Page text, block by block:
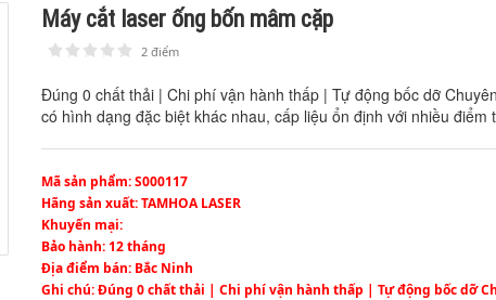
Máy cắt laser ống bốn mâm cặp
1 2 3 4 5 2 điểm
Đúng 0 chất thải | Chi phí vận hành thấp | Tự động bốc dỡ
có hình dạng đặc biệt khác nhau, cấp liệu ổn định với nhiều
Mã sản phẩm: S000117
Hãng sản xuất: TAMHOA LASER
Khuyến mại:
Bảo hành: 12 tháng
Địa điểm bán: Bắc Ninh
Ghi chú: Đúng 0 chất thải | Chi phí vận hành thấp | Tự động bốc dỡ